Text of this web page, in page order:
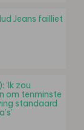
Jeans failliet
‘Ik zou
om tenminste
standaard